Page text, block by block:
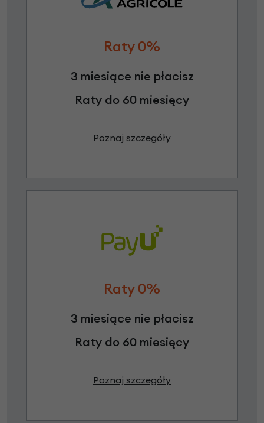
Raty 0%
3 miesiące nie płacisz
Raty do 60 miesięcy
Poznaj szczegóły
Raty 0%
3 miesiące nie płacisz
Raty do 60 miesięcy
Poznaj szczegóły